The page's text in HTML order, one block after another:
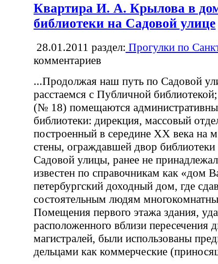
Квартира И. А. Крылова в
библиотеки на Садовой улице
28.01.2011 раздел: Прогулки по
комментариев
...Продолжая наш путь по Садовой
расстаемся с Публичной
(№ 18) помещаются
библиотеки: дирекция, массовый
построенный в середине XX века на
стены, ограждавшей двор
Садовой улицы, ранее не
известен по справочникам как «дом
петербургский доходный дом, где
состоятельным людям
Помещения первого этажа здания,
расположенного вблизи пересечения
магистралей, были использованы
дельцами как коммерческие